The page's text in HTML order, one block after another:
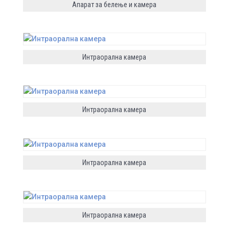
Апарат за белење и камера
Интраорална камера
Интраорална камера
Интраорална камера
Интраорална камера